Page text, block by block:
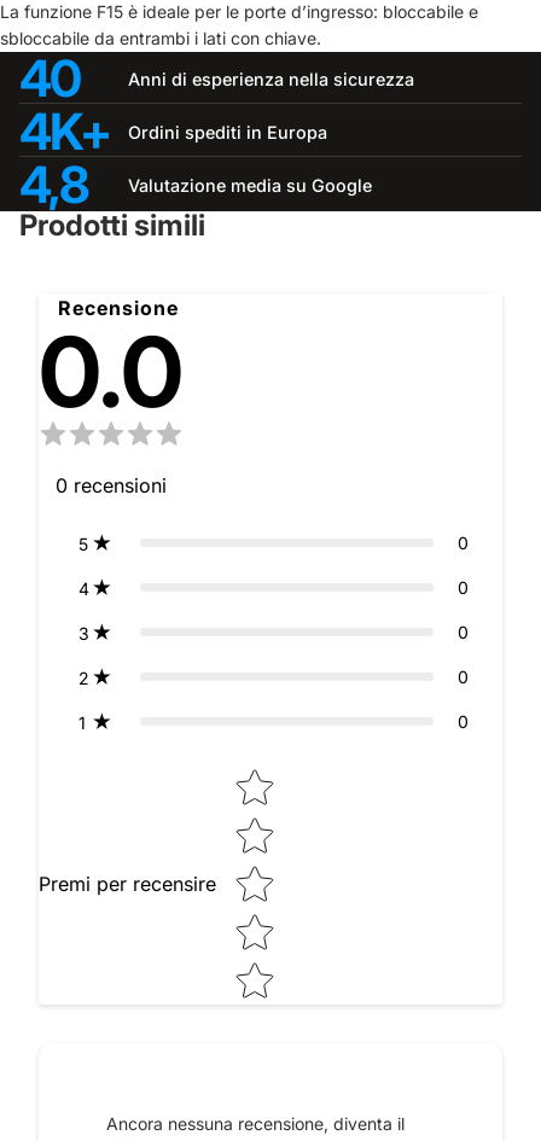
La funzione F15 è ideale per le porte d’ingresso: bloccabile e
sbloccabile da entrambi i lati con chiave.
40 Anni di esperienza nella sicurezza
4K+ Ordini spediti in Europa
4,8 Valutazione media su Google
Prodotti simili
Recensione
0.0
0 recensioni
5 0
4 0
3 0
2 0
1 0
Premi per recensire
Star rating
Ancora nessuna recensione, diventa il